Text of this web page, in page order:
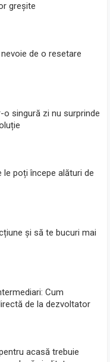
greșite
de o resetare
singură zi nu surprinde
le poți începe alături de
și să te bucuri mai
Cum
de la dezvoltator
acasă trebuie